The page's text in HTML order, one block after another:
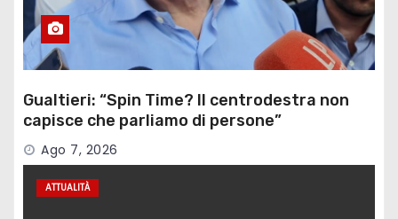
Gualtieri: “Spin Time? Il centrodestra non
capisce che parliamo di persone”
Ago 7, 2026
ATTUALITÀ